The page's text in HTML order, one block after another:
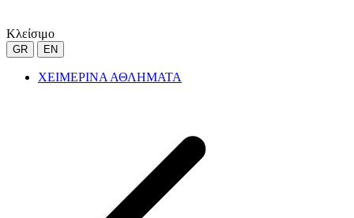
Κλείσιμο
GR EN
ΧΕΙΜΕΡΙΝΑ ΑΘΛΗΜΑΤΑ